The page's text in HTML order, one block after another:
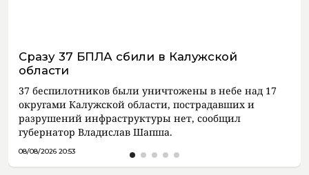
Сразу 37 БПЛА сбили в Калужской
области
37 беспилотников были уничтожены в небе над 17
округами Калужской области, пострадавших и
разрушений инфраструктуры нет, сообщил
губернатор Владислав Шапша.
08/08/2026 20:53